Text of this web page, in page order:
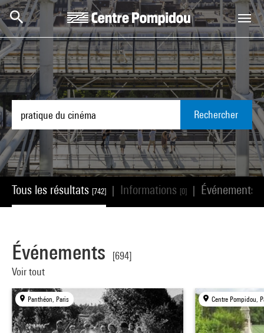
Aller au contenu principal
Centre Pompidou
Rechercher
Tous les résultats [742] Informations [0] Événements
Événements
[694]
Voir tout
Panthéon, Paris Centre Pompidou,